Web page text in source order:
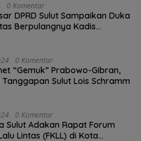
0 Komentar
DPRD Sulut Sampaikan Duka
Berpulangnya Kadis
0 Komentar
“Gemuk” Prabowo-Gibran,
Sulut Lois Schramm
0 Komentar
Sulut Adakan Rapat Forum
Lintas (FKLL) di Kota